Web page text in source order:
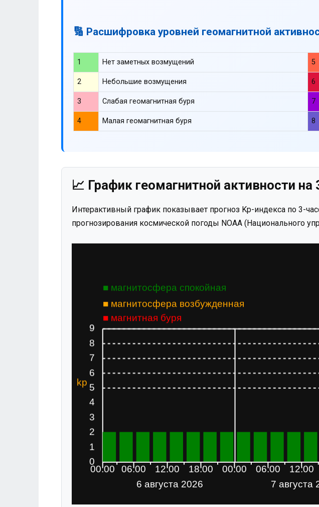
🔢 Расшифровка уровней геомагнитной
1 Нет заметных возмущений 5
2 Небольшие возмущения 6
3 Слабая геомагнитная буря 7
4 Малая геомагнитная буря 8
📈 График геомагнитной активности на
Интерактивный график показывает прогноз Kp-индекса по 3-
прогнозирования космической погоды NOAA (Национального